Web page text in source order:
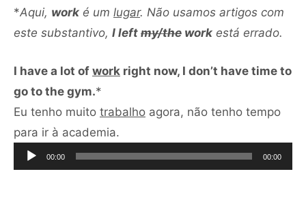
*Aqui, work é um lugar. Não usamos artigos com
este substantivo, I left my/the work está errado.
I have a lot of work right now, I don’t have time to
go to the gym.*
Eu tenho muito trabalho agora, não tenho tempo
para ir à academia.
de
áudio
00:00 00:00